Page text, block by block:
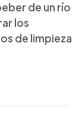
de un río
los
de limpieza